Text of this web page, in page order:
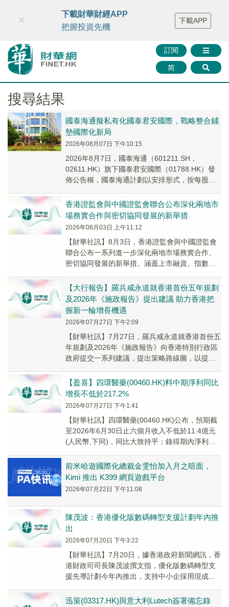
財華智庫網 FINTV FINMETA 財華證券 媒體矩陣
智庫沙龍
聯絡我們
訂閱
简
×
下載財華財經APP
把握投資先機
下載APP
搜尋結果
國泰海通擬私有化國泰君安國際，戰略整合鋪
墊國際化新局
2026年08月07日 下午10:15
2026年8月7日，國泰海通（601211.SH，
02611.HK）旗下國泰君安國際（01788.HK）發
佈公告稱，國泰海通計劃以安排形式，按每股
香港證監會與中國證監會聯合公布深化兩地市
場務實合作與密切協同發展的新舉措
2026年08月03日 上午11:12
【財華社訊】8月3日，香港證監會與中國證監會
聯合公布一系列進一步深化兩地市場務實合作、
密切協同發展的新舉措。涵蓋上市融資、指數合
化、綠色...
【大行報告】羅兵咸永道就香港首份五年規劃
及2026年《施政報告》提出建議 助力香港把
握新一輪增長機遇
2026年07月27日 下午2:09
【財華社訊】7月27日，羅兵咸永道就香港首份五
年規劃及2026年《施政報告》向香港特別行政區
政府提交一系列建議，提出策略路線圖，以提升
融...
【盈喜】四環醫藥(00460.HK)料中期淨利同比
增長不低於217.2%
2026年07月27日 下午1:41
【財華社訊】四環醫藥(00460.HK)公布，預期截
至2026年6月30日止六個月收入不低於11.4億元
(人民幣,下同)，同比大致持平；錄得期內淨利潤
前米哈遊國際化總裁金雯怡加入月之暗面，
Kimi 推出 K399 網頁遊戲平台
2026年07月22日 下午11:08
陳茂波：香港優化版數碼轉型支援計劃年內推
出
2026年07月20日 下午3:22
【財華社訊】7月20日，據香港政府新聞網訊，香
港財政司司長陳茂波撰文指，優化版數碼轉型支
援先導計劃今年內推出，支持中小企採用現成人
新...
迅策(03317.HK)與意大利Lutech簽署備忘錄